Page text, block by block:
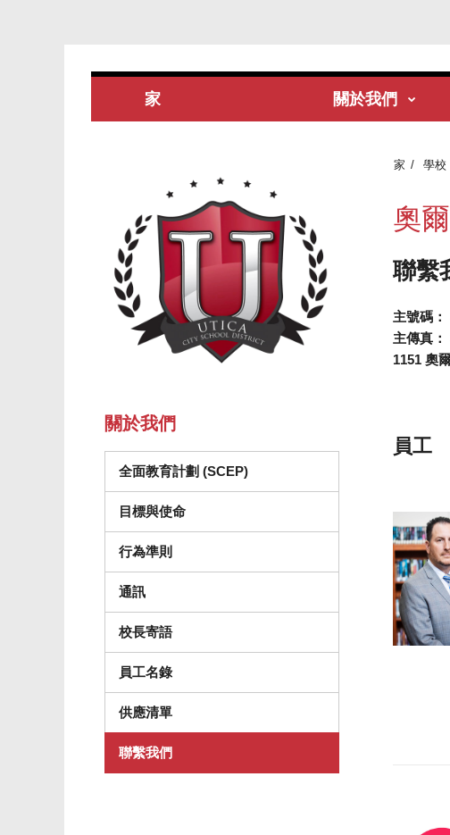
家 關於我們
家 學校
奧
聯繫
主號碼：
主傳真：
1151 奧
員工
關於我們
全面教育計劃 (SCEP)
目標與使命
行為準則
通訊
校長寄語
員工名錄
供應清單（在新視窗中打開）
聯繫我們